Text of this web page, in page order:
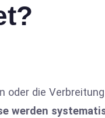
oder die
werden